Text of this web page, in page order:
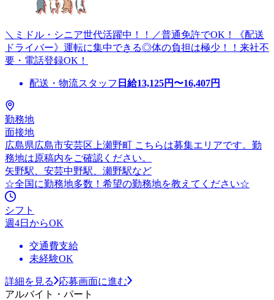
＼ミドル・シニア世代活躍中！！／普通免許でOK！《配送
ドライバー》運転に集中できる◎体の負担は極少！！来社不
要・電話登録OK！
配送・物流スタッフ 日給13,125円〜16,407円
勤務地
面接地
広島県広島市安芸区上瀬野町 こちらは募集エリアです。勤
務地は原稿内をご確認ください。
矢野駅、安芸中野駅、瀬野駅など
☆全国に勤務地多数！希望の勤務地を教えてください☆
シフト
週4日からOK
交通費支給
未経験OK
詳細を見る
応募画面に進む
アルバイト・パート